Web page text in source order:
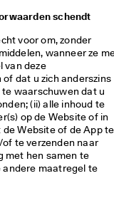
schendt
voor om, zonder
wanneer ze
van deze
dat u zich anderszins
waarschuwen dat u
(ii) alle inhoud te
op de Website of in
Website of de App te
te verzenden naar
met hen samen te
andere maatregel te